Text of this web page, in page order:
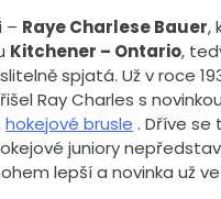
– Raye Charlese Bauer,
Kitchener – Ontario,
spjatá. Už v roce
Ray Charles s
hokejové brusle . Dříve se
juniory
lepší a novinka už